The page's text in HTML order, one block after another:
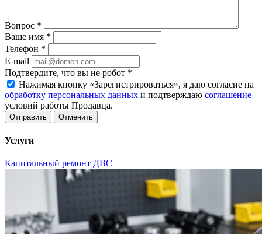
Вопрос *
Ваше имя *
Телефон *
E-mail
Подтвердите, что вы не робот *
Нажимая кнопку «Зарегистрироваться», я даю согласие на
обработку персональных данных и подтверждаю соглашение
условий работы Продавца.
Отменить
Услуги
Капитальный ремонт ДВС